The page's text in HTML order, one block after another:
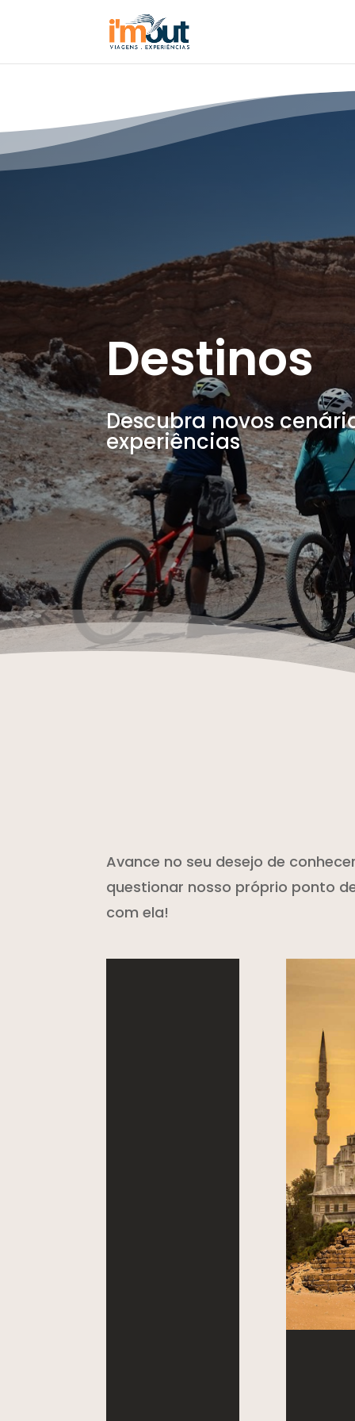
Destinos
Descubra novos
experiências
Avance no seu desejo de
questionar nosso próprio ponto
com ela!